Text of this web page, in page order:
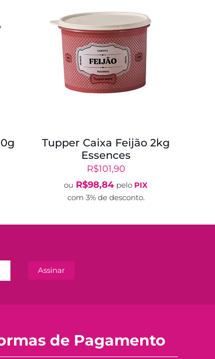
Tupper Caixa Feijão 2kg
Essences
R$101,90
ou R$98,84 pelo PIX
com 3% de desconto.
de Pagamento